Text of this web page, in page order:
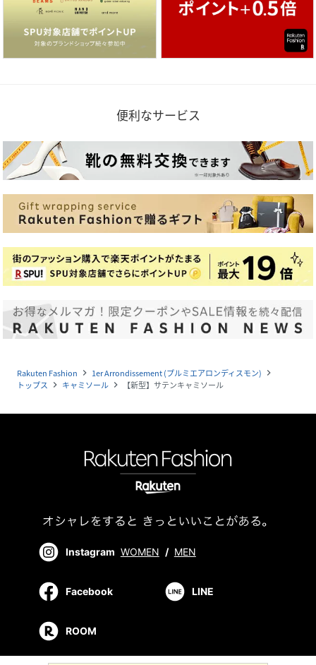
便利なサービス
Rakuten Fashion navigate_next 1er Arrondissement (プルミエアロンディスモン) navigate_next
トップス navigate_next キャミソール navigate_next 【新型】サテンキャミソール
Instagram WOMEN / MEN
Facebook LINE
ROOM